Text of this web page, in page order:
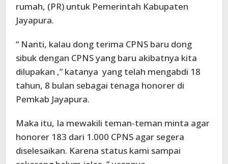
rumah, (PR) untuk Pemerintah Kabupaten
Jayapura.
“ Nanti, kalau dong terima CPNS baru dong
sibuk dengan CPNS yang baru akibatnya kita
dilupakan ,” katanya yang telah mengabdi 18
tahun, 8 bulan sebagai tenaga honorer di
Pemkab Jayapura.
Maka itu, Ia mewakili teman-teman minta agar
honorer 183 dari 1.000 CPNS agar segera
diselesaikan. Karena status kami sampai